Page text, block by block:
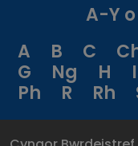
A-Y
A
B C
G
Ng H I
Ph
R Rh